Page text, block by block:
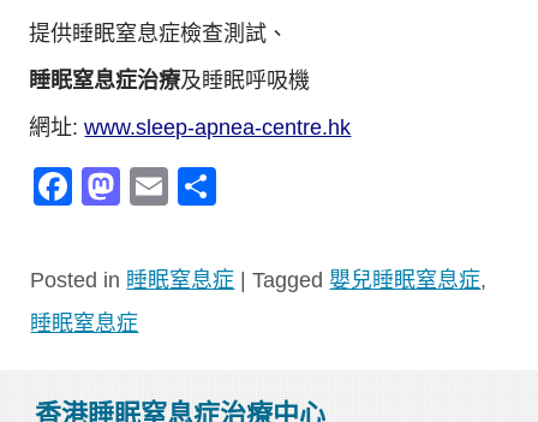
提供睡眠窒息症檢查測試、
睡眠窒息症治療及睡眠呼吸機
網址:www.sleep-apnea-centre.hk
Facebook
Mastodon
Email
Posted in 睡眠窒息症 |Tagged 嬰兒睡眠窒息症,
睡眠窒息症
香港睡眠窒息症治療中心